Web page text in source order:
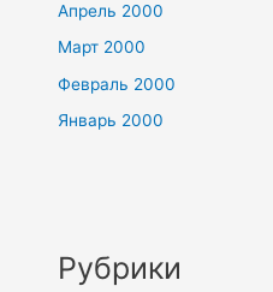
Апрель 2000
Март 2000
Февраль 2000
Январь 2000
Рубрики